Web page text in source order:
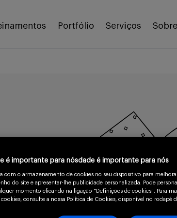
Portfólio Serviços Sobre
tem
é importante para nósdade é importante para nós
com o armazenamento de cookies no seu dispositivo para
do site e apresentar-lhe publicidade personalizada. Pode
momento clicando na ligação "Definições de cookies". Para
consulte a nossa Política de Cookies, disponível no rodapé